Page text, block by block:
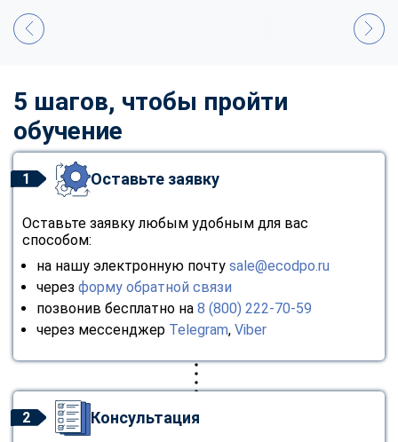
5 шагов, чтобы пройти
обучение
1 Оставьте заявку
Оставьте заявку любым удобным для вас
способом:
на нашу электронную почту sale@ecodpo.ru
через форму обратной связи
позвонив бесплатно на 8 (800) 222-70-59
через мессенджер Telegram, Viber
2 Консультация